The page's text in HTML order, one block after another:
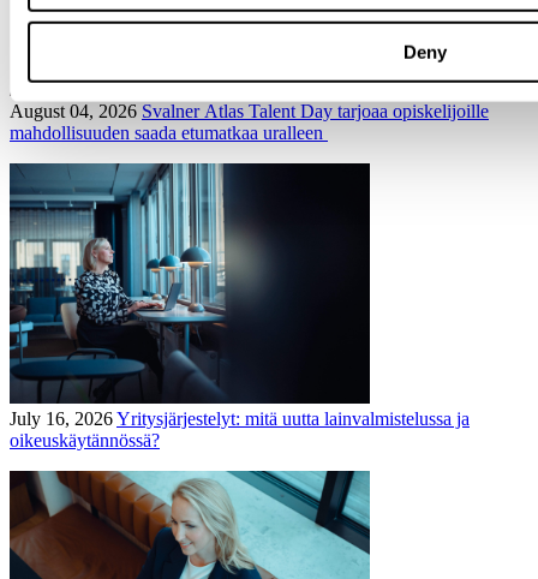
Deny
August 04, 2026 Svalner Atlas Talent Day tarjoaa opiskelijoille
mahdollisuuden saada etumatkaa uralleen
July 16, 2026Yritysjärjestelyt: mitä uutta lainvalmistelussa ja
oikeuskäytännössä?